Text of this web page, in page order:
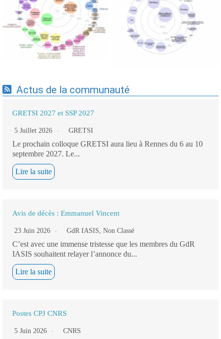
Expertises du GdR -
cartographie par Axes -
19/09/2025
Expertises du GdR -
cartographie par mots-clés
applicatifs - 19/09/2025
Actus de la communauté
GRETSI 2027 et SSP 2027
5 Juillet 2026 GRETSI
Le prochain colloque GRETSI aura lieu à Rennes du 6 au 10
septembre 2027. Le...
Lire la suite
Avis de décès : Emmanuel Vincent
23 Juin 2026 GdR IASIS, Non Classé
C’est avec une immense tristesse que les membres du GdR
IASIS souhaitent relayer l’annonce du...
Lire la suite
Postes CPJ CNRS
5 Juin 2026 CNRS